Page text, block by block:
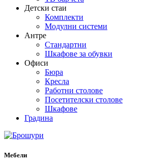
Детски стаи
Комплекти
Модулни системи
Антре
Стандартни
Шкафове за обувки
Офиси
Бюра
Кресла
Работни столове
Посетителски столове
Шкафове
Градина
Мебели